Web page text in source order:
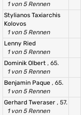
1 von 5 Rennen
Stylianos Taxiarchis
Kolovos
1 von 5 Rennen
Lenny Ried
1 von 5 Rennen
Dominik Olbert , 65.
1 von 5 Rennen
Benjamin Paque , 65.
1 von 5 Rennen
Gerhard Tweraser , 57.
1 von 5 Rennen